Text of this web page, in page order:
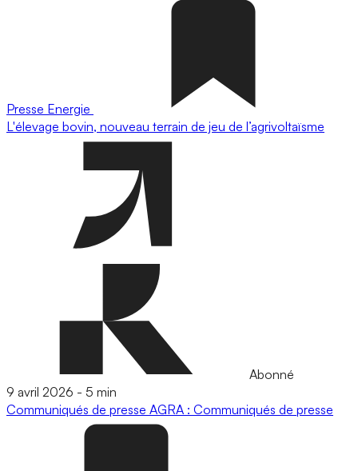
Presse Energie
L'élevage bovin, nouveau terrain de jeu de l’agrivoltaïsme
Abonné
9 avril 2026 - 5 min
Communiqués de presse AGRA : Communiqués de presse